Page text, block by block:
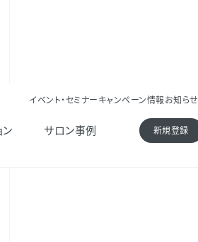
ン サロン事例
イベント・セミナーキャンペーン情報お知らせ
新規登録